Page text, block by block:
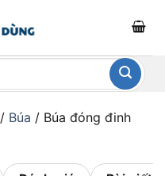
/ Búa / Búa đóng đinh